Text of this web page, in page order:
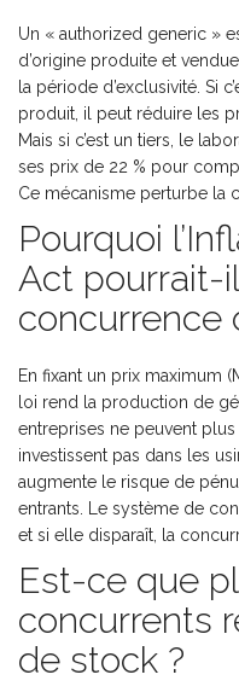
Un « authorized generic »
d’origine produite et
la période d’exclusivité. Si
produit, il peut réduire les
Mais si c’est un tiers, le
ses prix de 22 % pour
Ce mécanisme perturbe la
Pourquoi
Act pourrait-
concurrence
En fixant un prix maximum
loi rend la production de
entreprises ne peuvent
investissent pas dans les
augmente le risque de
entrants. Le système de
et si elle disparaît, la
Est-ce que
concurrents
de stock ?